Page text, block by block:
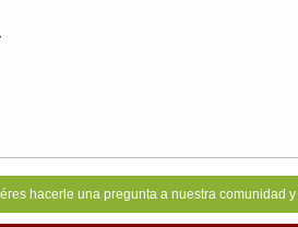
hacerle una pregunta a nuestra comunidad